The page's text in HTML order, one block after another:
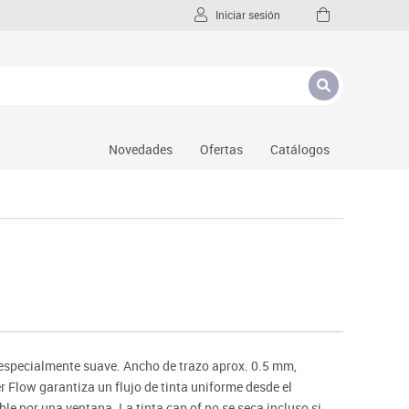
Iniciar sesión
Novedades Ofertas Catálogos
suave. Ancho de trazo aprox. 0.5 mm,
Flow garantiza un flujo de tinta uniforme desde el